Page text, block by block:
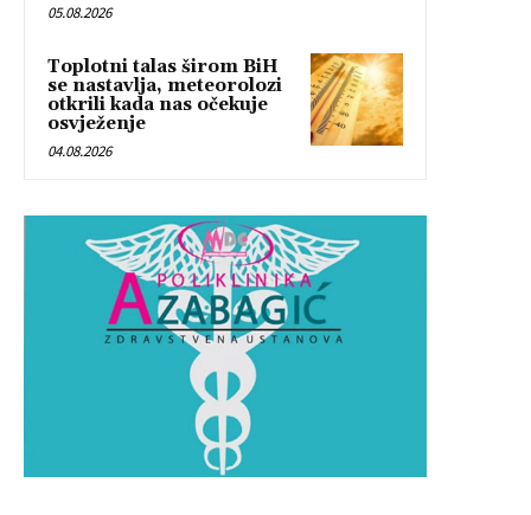
05.08.2026
Toplotni talas širom BiH
se nastavlja, meteorolozi
otkrili kada nas očekuje
osvježenje
04.08.2026